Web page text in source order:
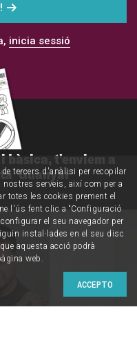
inicia sessió
bàsica, t'enviem a
'Guanyar'
tercers d'anàlisi per recopilar
serveis, així com per a
totes les cookies prement el
l'ús fent clic a “Configuració
el seu navegador per
instal·lades en el seu disc
aquesta acció podrà
web.
ACCEPTO